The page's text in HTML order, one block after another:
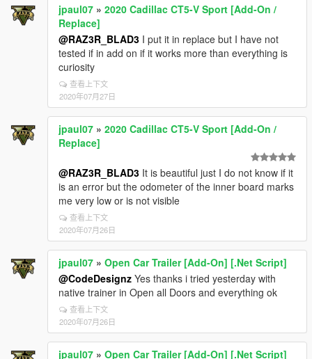
jpaul07 » 2020 Cadillac CT5-V Sport [Add-On /
Replace]
@RAZ3R_BLAD3 I put it in replace but I have not
tested if in add on if it works more than everything is
curiosity
查看上下文
2020年07月27日
jpaul07 » 2020 Cadillac CT5-V Sport [Add-On /
Replace]
@RAZ3R_BLAD3 It is beautiful just I do not know if it
is an error but the odometer of the inner board marks
me very low or is not visible
查看上下文
2020年07月26日
jpaul07 » Open Car Trailer [Add-On] [.Net Script]
@CodeDesignz Yes thanks i tried yesterday with
native trainer in Open all Doors and everything ok
查看上下文
2020年07月26日
jpaul07 » Open Car Trailer [Add-On] [.Net Script]